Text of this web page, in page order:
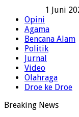
1 Juni
Opini
Agama
Bencana Alam
Politik
Jurnal
Video
Olahraga
Droe ke Droe
Breaking News